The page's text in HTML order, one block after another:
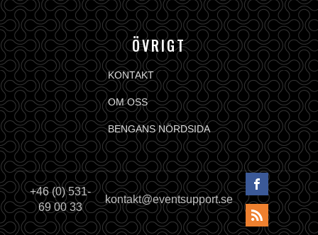
ÖVRIGT
KONTAKT
OM OSS
BENGANS NÖRDSIDA
+46 (0) 531-
69 00 33
kontakt@eventsupport.se